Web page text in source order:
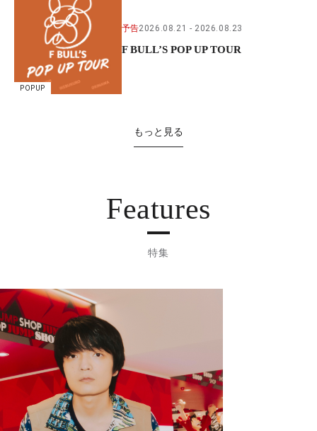
POPUP
予告2026.08.21 2026.08.23
F BULL’S POP UP TOUR
もっと見る
Features
特集